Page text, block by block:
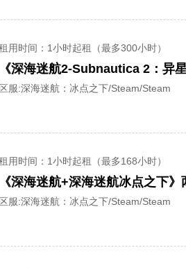
用时间 ：1小时起租（最多300小时）
区服:深海迷航：冰点之下/Steam/Steam
用时间 ：1小时起租（最多168小时）
《深海迷航+深海迷航冰点之下
区服:深海迷航：冰点之下/Steam/Steam